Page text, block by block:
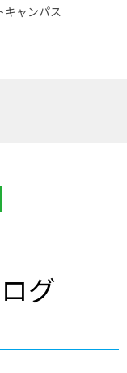
キャンパス
グ